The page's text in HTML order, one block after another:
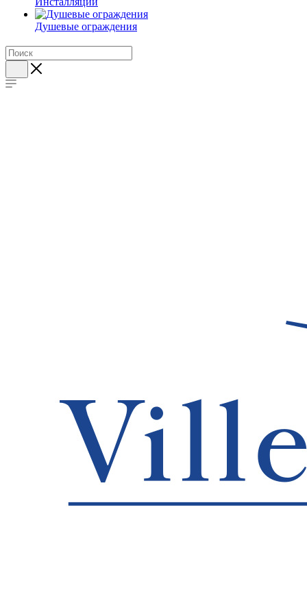
Душевые ограждения